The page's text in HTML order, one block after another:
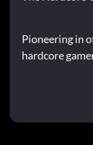
Pioneering in
hardcore